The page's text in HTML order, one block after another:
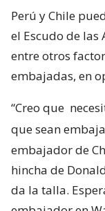
Perú y Chile
el Escudo de las
entre otros
embajadas, en
“Creo que
que sean
embajador de
hincha de
da la talla.